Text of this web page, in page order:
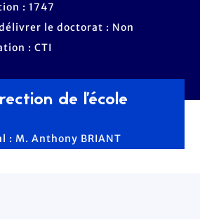
: 1747
le doctorat : Non
: CTI
de l'école
: M. Anthony BRIANT